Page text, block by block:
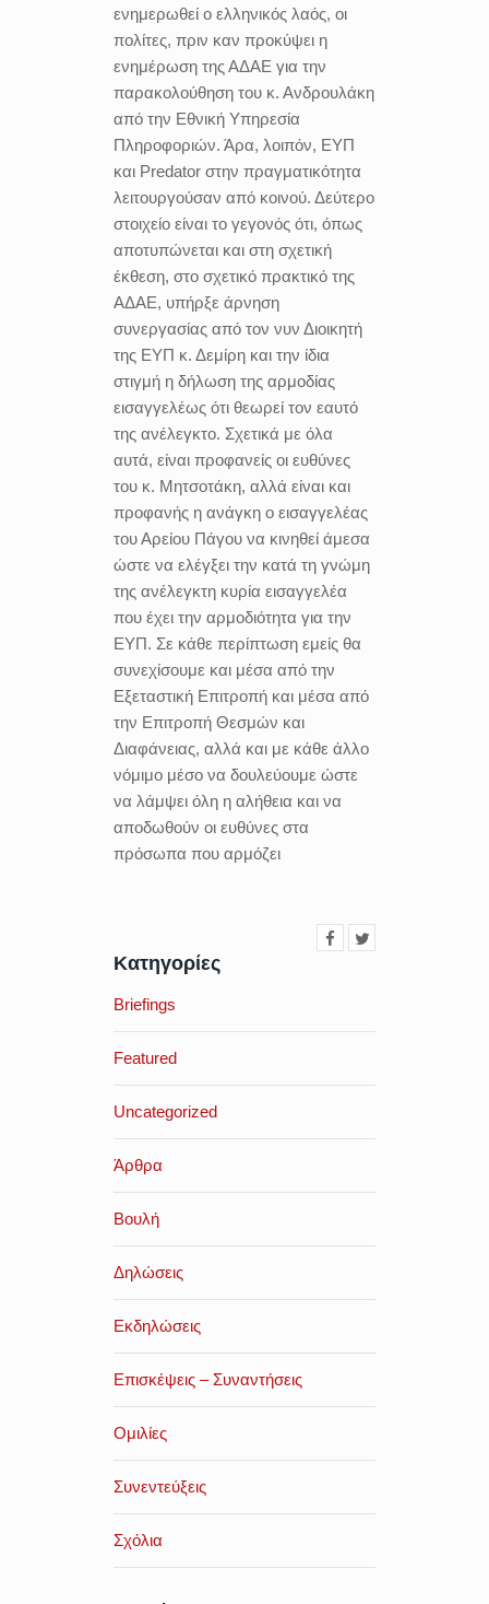
ενημερωθεί ο ελληνικός λαός, οι
πολίτες, πριν καν προκύψει η
ενημέρωση της ΑΔΑΕ για την
παρακολούθηση του κ. Ανδρουλάκη
από την Εθνική Υπηρεσία
Πληροφοριών. Άρα, λοιπόν, ΕΥΠ
και Predator στην πραγματικότητα
λειτουργούσαν από κοινού. Δεύτερο
στοιχείο είναι το γεγονός ότι, όπως
αποτυπώνεται και στη σχετική
έκθεση, στο σχετικό πρακτικό της
ΑΔΑΕ, υπήρξε άρνηση
συνεργασίας από τον νυν Διοικητή
της ΕΥΠ κ. Δεμίρη και την ίδια
στιγμή η δήλωση της αρμοδίας
εισαγγελέως ότι θεωρεί τον εαυτό
της ανέλεγκτο. Σχετικά με όλα
αυτά, είναι προφανείς οι ευθύνες
του κ. Μητσοτάκη, αλλά είναι και
προφανής η ανάγκη ο εισαγγελέας
του Αρείου Πάγου να κινηθεί άμεσα
ώστε να ελέγξει την κατά τη γνώμη
της ανέλεγκτη κυρία εισαγγελέα
που έχει την αρμοδιότητα για την
ΕΥΠ. Σε κάθε περίπτωση εμείς θα
συνεχίσουμε και μέσα από την
Εξεταστική Επιτροπή και μέσα από
την Επιτροπή Θεσμών και
Διαφάνειας, αλλά και με κάθε άλλο
νόμιμο μέσο να δουλεύουμε ώστε
να λάμψει όλη η αλήθεια και να
αποδωθούν οι ευθύνες στα
πρόσωπα που αρμόζει
Κατηγορίες
Briefings
Featured
Uncategorized
Άρθρα
Βουλή
Δηλώσεις
Εκδηλώσεις
Επισκέψεις – Συναντήσεις
Ομιλίες
Συνεντεύξεις
Σχόλια